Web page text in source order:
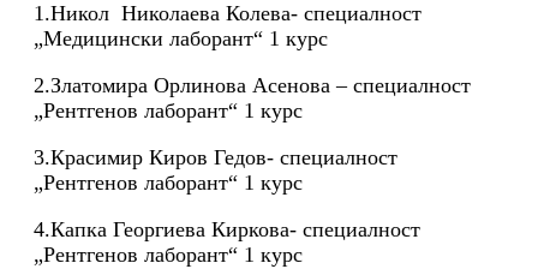
1.Никол Николаева Колева- специалност
„Медицински лаборант“ 1 курс
2.Златомира Орлинова Асенова – специалност
„Рентгенов лаборант“ 1 курс
3.Красимир Киров Гедов- специалност
„Рентгенов лаборант“ 1 курс
4.Капка Георгиева Киркова- специалност
„Рентгенов лаборант“ 1 курс